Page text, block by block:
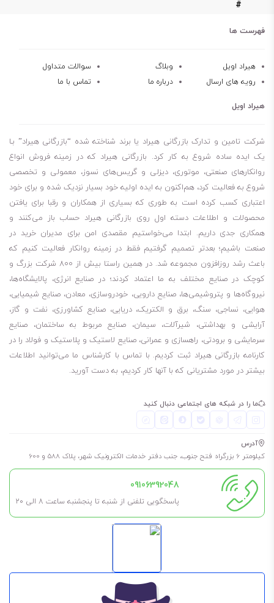
همچنین این روغن برای روانکاری ت
محوری دینامیک نیز استفاده می‌شود.
روغن شل توربو تی Shell Turbo Oil T 32 در مقابل اکسیداسیون بسیار
مقاوم است.
افزایش طول عمر قطعات
قابلیت جداسازی از آب
پایداری اکسیداسیون عالی
جلوگیری از تشکیل رسوبات
مقاومت در برابر زنگ زدگی
برای کسانی که می‌پرسند روغن شل توربو تی Shell Turbo Oil T 32 چند
لیتر است، باید بگویم مظروف 20 لیتری و 209 لیتری این روغن موجود
است. لطفا توجه داشته باشید، برای چک کردن موجودی انبار مبنی بر اینکه
مظروف مورد نیاز شما موجود هست یا نه، باید با شماره‌هایی که در سایت
قرار دادیم، تماس بگیرید.
20 لیتری
209 لیتری
برای طولانی شدن عمر روغن و گریس، حتما در فضای خشک، بدون رطوبت و
مطمئن هستید مدت کوتاهی آن را استفاده خواهید کرد.
این روغن ، کهربایی کم رنگ است.
#
فهرست ها
هیراد اویل وبلاگ
سوالات متداول
رویه های ارسال
درباره ما تماس با ما
هیراد اویل
شرکت تامین و تدارک بازرگانی هیراد یا برند شناخته شده “بازرگانی هیراد” بـا
یک ایده ساده شروع به کار کرد. بازرگانی هیراد که در زمینه فروش انواع
روانکارهای صنعتی، موتوری، دیزلی و گریس‌های نسوز، معمولی و تخصصی
شروع به فعالیت کرد، هم‌اکنون به ایده اولیه خود بسیار نزدیک شده و برای خود
اعتباری کسب کرده است به طوری که بسیاری از همکاران و رقبا برای یافتن
محصولات و اطلاعات دسته اول روی بازرگانی هیراد حساب باز می‌کنند و
همکاری جدی داریم. ابتدا می‌خواستیم مقصدی امن برای مدیران خرید در
صنعت باشیم؛ بعدتر تصمیم گرفتیم فقط در زمینه روانکار فعالیت کنیم که
باعث رشد روزافزون مجموعه شد. در همین راستا بیش از 800 شرکت بزرگ و
کوچک در صنایع مختلف به ما اعتماد کردند؛ در صنایع انرژی، پالایشگاه‌ها،
نیروگاه‌ها و پتروشیمی‌ها، صنایع دارویی، خودروسازی، معادن، صنایع شیمیایی،
هوایی، نساجی، سنگ، برق و الکتریک، دریایی، صنایع کشاورزی، نفت و گاز،
آرایشی و بهداشتی، شیرآلات، سیمان، صنایع مربوط به ساختمان، صنایع
سرمایشی و برودتی، راهسازی و عمرانی، صنایع لاستیک و پلاستیک و فولاد را در
کارنامه بازرگانی هیراد ثبت کردیم. با تماس با کارشناس ما می‌توانید اطلاعات
بیشتر در مورد مشتریانی که با آنها کار کردیم، به دست آورید.
ما را در شبکه های اجتماعی دنبال کنید
آدرس
کیلومتر 6 بزرگراه فتح جنوب، جنب دفتر خدمات الکترونیک شهر، پلاک 588 و 600
09106392048
پاسخگویی تلفنی از شنبه تا پنجشنبه ساعت 8 الی ۲۰